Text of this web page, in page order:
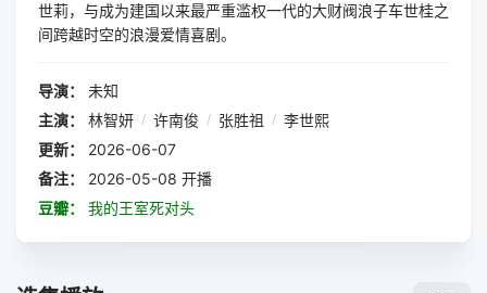
世莉，与成为建国以来最严重滥权一代的大财阀浪子车世桂之
间跨越时空的浪漫爱情喜剧。
导演：
未知
主演：
林智妍 / 许南俊 / 张胜祖 / 李世熙
更新：
2026-06-07
备注：
2026-05-08 开播
豆瓣：
我的王室死对头